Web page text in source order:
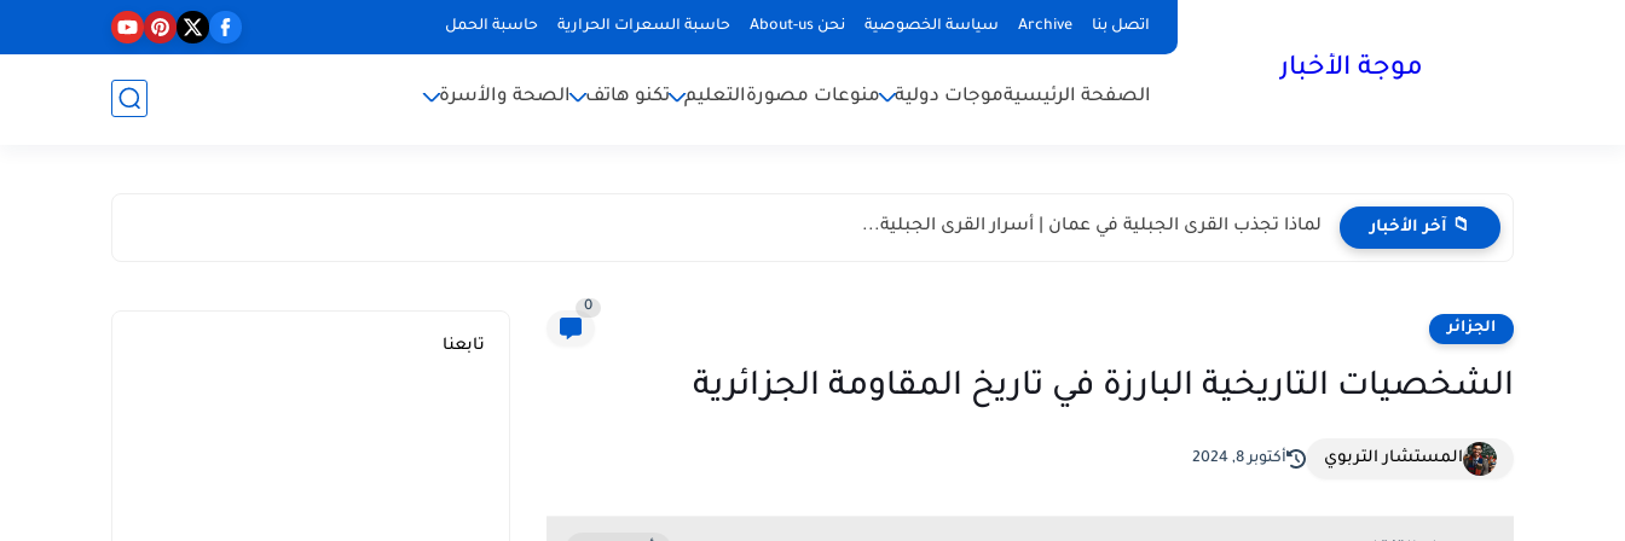
اتصل بنا Archive سياسة الخصوصية نحن About-us حاسبة السعرات الحرارية حاسبة الحمل
موجة الأخبار
الصفحة الرئيسيةموجات دولية منوعات مصورةالتعليم تكنو هاتف الصحة والأسرة
📁 آخر الأخبار لماذا تجذب القرى الجبلية في عمان | أسرار القرى الجبلية...
الجزائر
0
الشخصيات التاريخية البارزة في تاريخ المقاومة الجزائرية
المستشار التربوي أكتوبر 8, 2024
تابعنا